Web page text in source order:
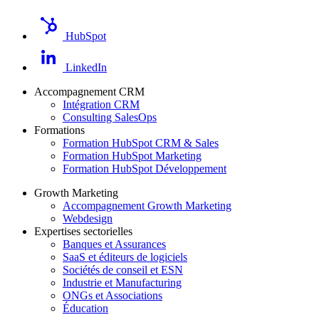
HubSpot
LinkedIn
Accompagnement CRM
Intégration CRM
Consulting SalesOps
Formations
Formation HubSpot CRM & Sales
Formation HubSpot Marketing
Formation HubSpot Développement
Growth Marketing
Accompagnement Growth Marketing
Webdesign
Expertises sectorielles
Banques et Assurances
SaaS et éditeurs de logiciels
Sociétés de conseil et ESN
Industrie et Manufacturing
ONGs et Associations
Éducation